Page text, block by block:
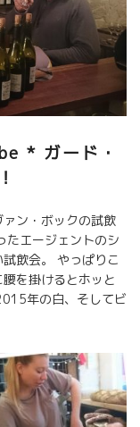
込み。セミMCではあ
ック・ネオポールの
たりとした果実味
ンバー時代からシ
ていた当時の
ら店頭までお客が
に売れていたワイ
み。 最高のマリア
飲みに行ってく
Okonomiyaki-
« KIJI » à Tokyo
longue queue
KIJI
de CPV à
à Tokyo. Le vin
Gamay » de
* ガード・
ン・ボックの試飲
たエージェントのシ
飲会。 やっぱりこ
を掛けるとホッと
年の白、そしてビ
も繊細で完璧主義
シャルドネを12ヵ月
2015』、そして残糖
を持ってきてくれま
りとした骨格。彼な